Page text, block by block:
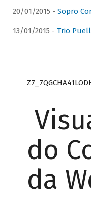
20/01/2015 - Sopro
13/01/2015 - Trio
do
da